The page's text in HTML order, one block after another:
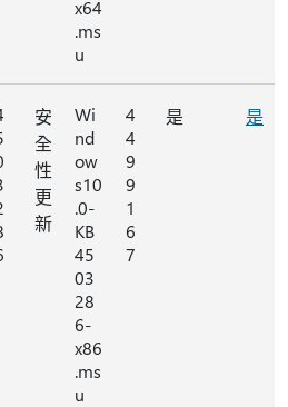
x64
.ms
u
安
全
性
更
新
Wi
nd
ow
s10
.0-
KB
45
03
28
6-
x86
.ms
u
4
4
9
9
1
6
7
是 是